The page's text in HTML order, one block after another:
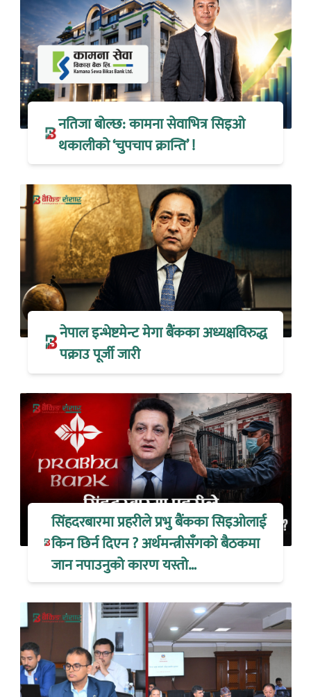
नतिजा बोल्छ: कामना सेवाभित्र सिइओ
थकालीको ‘चुपचाप क्रान्ति’ !
नेपाल इन्भेष्टमेन्ट मेगा बैंकका अध्यक्षविरुद्ध
पक्राउ पूर्जी जारी
सिंहदरबारमा प्रहरीले प्रभु बैंकका सिइओलाई
किन छिर्न दिएन ? अर्थमन्त्रीसँगको बैठकमा
जान नपाउनुको कारण यस्तो…